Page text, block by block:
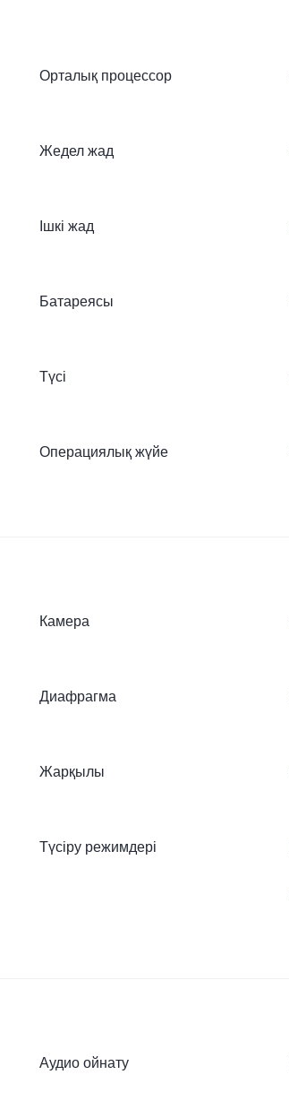
Орталық процессор
Жедел жад
Ішкі жад
Батареясы
Түсі
Операциялық жүйе
Камера
Диафрагма
Жарқылы
Түсіру режимдері
Аудио ойнату